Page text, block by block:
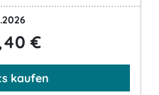
€
kaufen